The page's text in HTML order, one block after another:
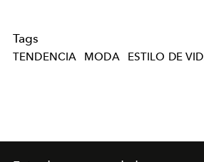
Tags
TENDENCIA MODA ESTILO DE